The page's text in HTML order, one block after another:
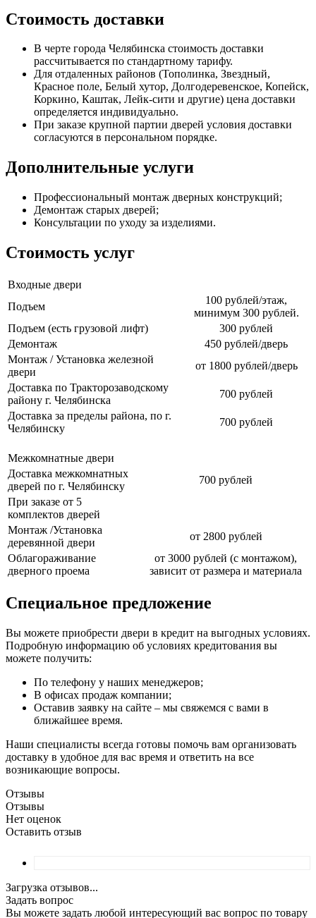
Стоимость доставки
В черте города Челябинска стоимость доставки
рассчитывается по стандартному тарифу.
Для отдаленных районов (Тополинка, Звездный,
Красное поле, Белый хутор, Долгодеревенское, Копейск,
Коркино, Каштак, Лейк-сити и другие) цена доставки
определяется индивидуально.
При заказе крупной партии дверей условия доставки
согласуются в персональном порядке.
Дополнительные услуги
Профессиональный монтаж дверных конструкций;
Демонтаж старых дверей;
Консультации по уходу за изделиями.
Стоимость услуг
Входные двери
Подъем
100 рублей/этаж,
минимум 300 рублей.
Подъем (есть грузовой лифт)
300 рублей
Демонтаж
450 рублей/дверь
Монтаж / Установка железной
двери
от 1800 рублей/дверь
Доставка по Тракторозаводскому
району г. Челябинска
700 рублей
Доставка за пределы района, по г.
Челябинску
700 рублей
Межкомнатные двери
Доставка межкомнатных
дверей по г. Челябинску
700 рублей
При заказе от 5
комплектов дверей
Монтаж /Установка
деревянной двери
от 2800 рублей
Облагораживание
дверного проема
от 3000 рублей (с монтажом),
зависит от размера и материала
Специальное предложение
Вы можете приобрести двери в кредит на выгодных условиях.
Подробную информацию об условиях кредитования вы
можете получить:
По телефону у наших менеджеров;
В офисах продаж компании;
Оставив заявку на сайте – мы свяжемся с вами в
ближайшее время.
Наши специалисты всегда готовы помочь вам организовать
доставку в удобное для вас время и ответить на все
возникающие вопросы.
Отзывы
Отзывы
Нет оценок
Оставить отзыв
Загрузка отзывов...
Задать вопрос
Вы можете задать любой интересующий вас вопрос по товару